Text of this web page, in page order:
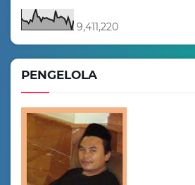
9,411,220
PENGELOLA